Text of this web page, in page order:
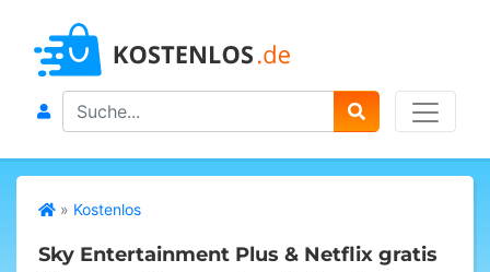
Search
» Kostenlos
Sky Entertainment Plus & Netflix gratis